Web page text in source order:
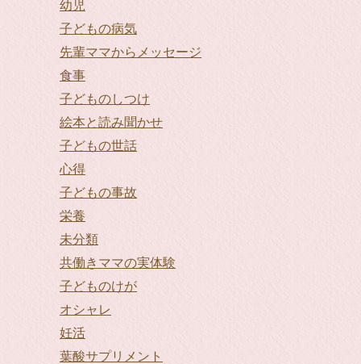
幼児
子どもの病気
先輩ママからメッセージ
食事
子どものしつけ
絵本と読み聞かせ
子どもの世話
心得
子どもの事故
栄養
未分類
共働きママの実体験
子どものけが
オシャレ
妊活
葉酸サプリメント